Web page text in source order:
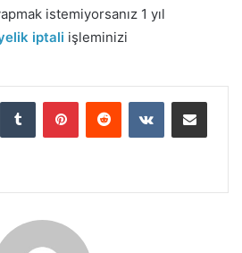
istemiyorsanız 1 yıl
iptali işleminizi
Tumblr PinterestReddit VKontakteE-Posta ile paylaş